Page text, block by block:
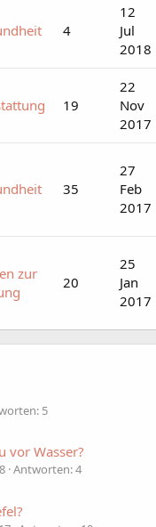
4
12
Jul
2018
19
22
Nov
2017
35
27
Feb
2017
zur
20
25
Jan
2017
5
vor Wasser?
Antworten: 4